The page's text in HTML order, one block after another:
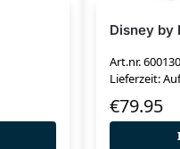
Disney by
Art.nr.
Lieferzeit:
€79.95